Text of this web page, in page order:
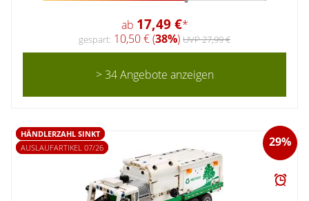
ab 17,49 €*
gespart: 10,50 € (38%) UVP 27,99 €
> 34 Angebote anzeigen
29%
HÄNDLERZAHL SINKT
AUSLAUFARTIKEL 07/26